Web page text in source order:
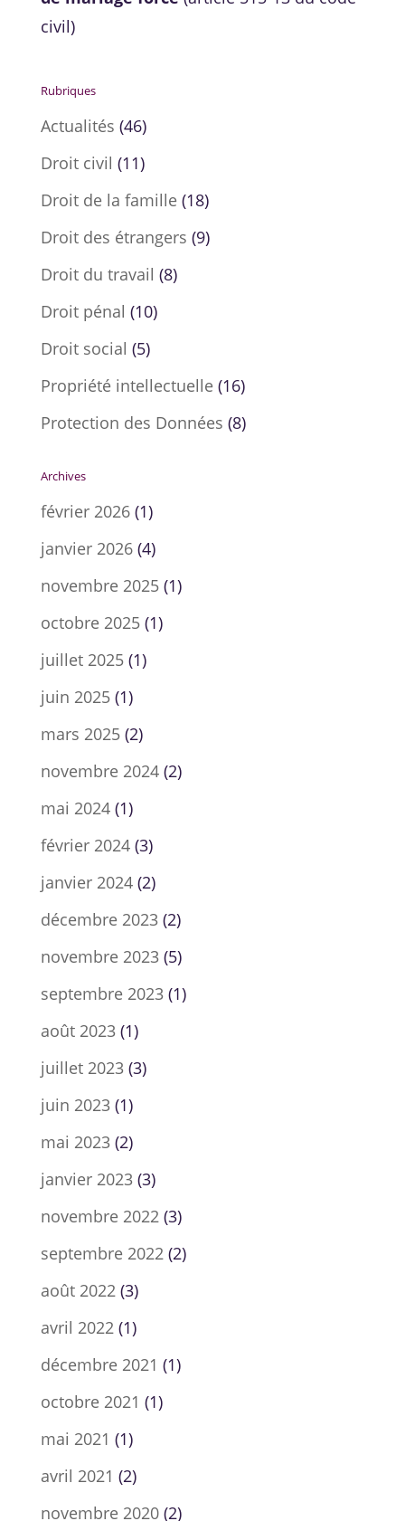
civil)
Rubriques
Actualités (46)
Droit civil (11)
Droit de la famille(18)
Droit des étrangers (9)
Droit du travail (8)
Droit pénal (10)
Droit social (5)
Propriété intellectuelle(16)
Protection des Données (8)
Archives
février 2026(1)
janvier 2026(4)
novembre 2025(1)
octobre 2025(1)
juillet 2025(1)
juin 2025(1)
mars 2025(2)
novembre 2024(2)
mai 2024(1)
février 2024(3)
janvier 2024(2)
décembre 2023(2)
novembre 2023(5)
septembre 2023(1)
août 2023(1)
juillet 2023(3)
juin 2023(1)
mai 2023(2)
janvier 2023(3)
novembre 2022(3)
septembre 2022(2)
août 2022(3)
avril 2022(1)
décembre 2021 (1)
octobre 2021 (1)
mai 2021 (1)
avril 2021 (2)
novembre 2020(2)